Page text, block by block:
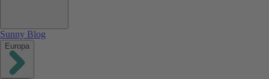
Sunny Blog
Europa